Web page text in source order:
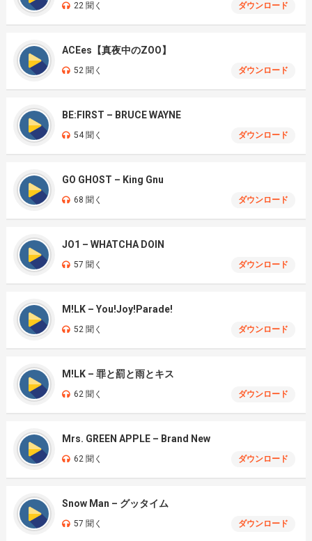
22 聞く ダウンロード
ACEes【真夜中のZOO】
52 聞く ダウンロード
BE:FIRST – BRUCE WAYNE
54 聞く ダウンロード
GO GHOST – King Gnu
68 聞く ダウンロード
JO1 – WHATCHA DOIN
57 聞く ダウンロード
M!LK – You!Joy!Parade!
52 聞く ダウンロード
M!LK – 罪と罰と雨とキス
62 聞く ダウンロード
Mrs. GREEN APPLE – Brand New
62 聞く ダウンロード
Snow Man – グッタイム
57 聞く ダウンロード